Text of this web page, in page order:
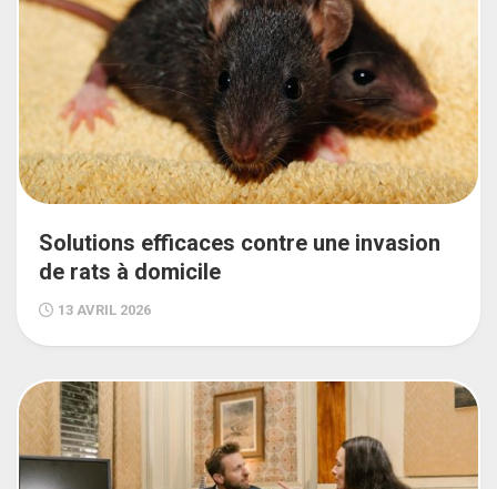
Solutions efficaces contre une invasion
de rats à domicile
13 AVRIL 2026